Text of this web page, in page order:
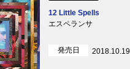
12 Little Spells
エスペランサ
発売日 2018.10.19